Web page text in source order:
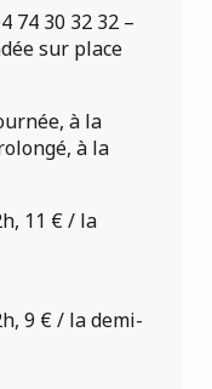
74 30 32 32 –
sur place
à la
à la
11 € / la
9 € / la demi-